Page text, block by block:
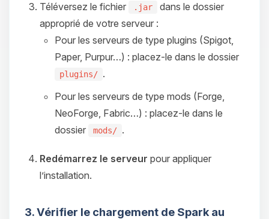
Téléversez le fichier
.jar
dans le dossier
approprié de votre serveur :
Pour les serveurs de type plugins (Spigot,
Paper, Purpur…) : placez-le dans le dossier
plugins/ .
Pour les serveurs de type mods (Forge,
NeoForge, Fabric…) : placez-le dans le
dossier
mods/ .
Redémarrez le serveur pour appliquer
l’installation.
3. Vérifier le chargement de Spark au